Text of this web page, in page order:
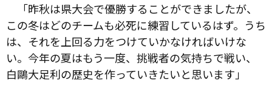
「昨秋は県大会で優勝することができましたが、
この冬はどのチームも必死に練習しているはず。うち
は、それを上回る力をつけていかなければいけな
い。今年の夏はもう一度、挑戦者の気持ちで戦い、
白鷗大足利の歴史を作っていきたいと思います」